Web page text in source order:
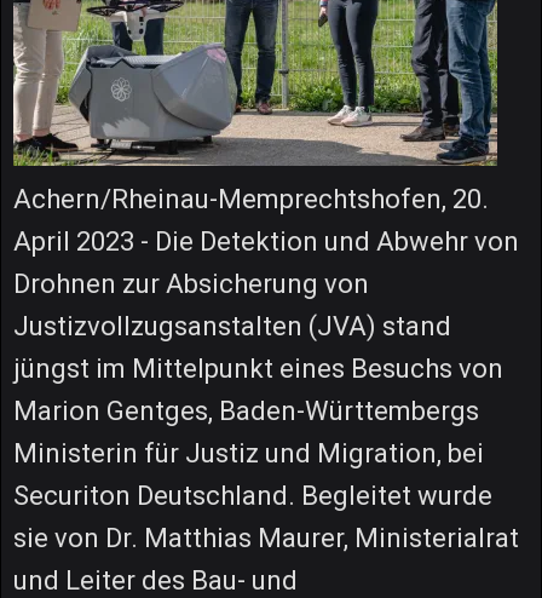
Achern/Rheinau-Memprechtshofen, 20.
April 2023 - Die Detektion und Abwehr von
Drohnen zur Absicherung von
Justizvollzugsanstalten (JVA) stand
jüngst im Mittelpunkt eines Besuchs von
Marion Gentges, Baden-Württembergs
Ministerin für Justiz und Migration, bei
Securiton Deutschland. Begleitet wurde
sie von Dr. Matthias Maurer, Ministerialrat
und Leiter des Bau- und